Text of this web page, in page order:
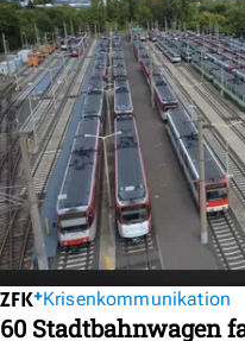
Krisenkommunikation
60 Stadtbahnwagen